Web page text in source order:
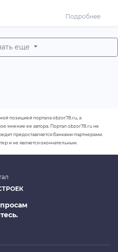
Подробнее
еще
позицией портала obzor78.ru, а
мнение ее автора. Портал obzor78.ru не
предоставляется банками-партнерами.
и не является окончательным.